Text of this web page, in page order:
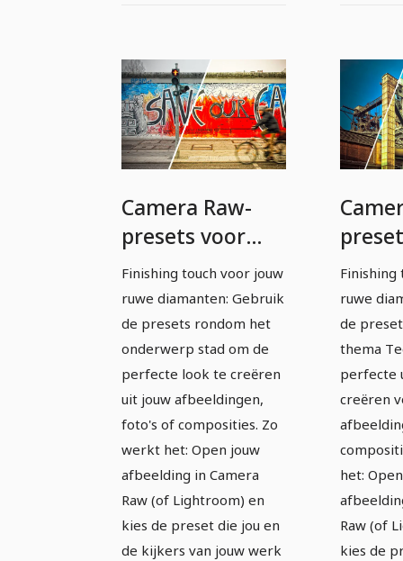
Camera Raw-
presets voor
fotografen en
beeldbewerkers:
Stad
Finishing touch voor jouw
ruwe diamanten: Gebruik
de presets rondom het
onderwerp stad om de
perfecte look te creëren
uit jouw afbeeldingen,
foto's of composities. Zo
werkt het: Open jouw
afbeelding in Camera
Raw (of Lightroom) en
kies de preset die jou en
de kijkers van jouw werk
Finishing
ruwe
de
thema
perfecte
creëren
het:
Raw (of
kies de